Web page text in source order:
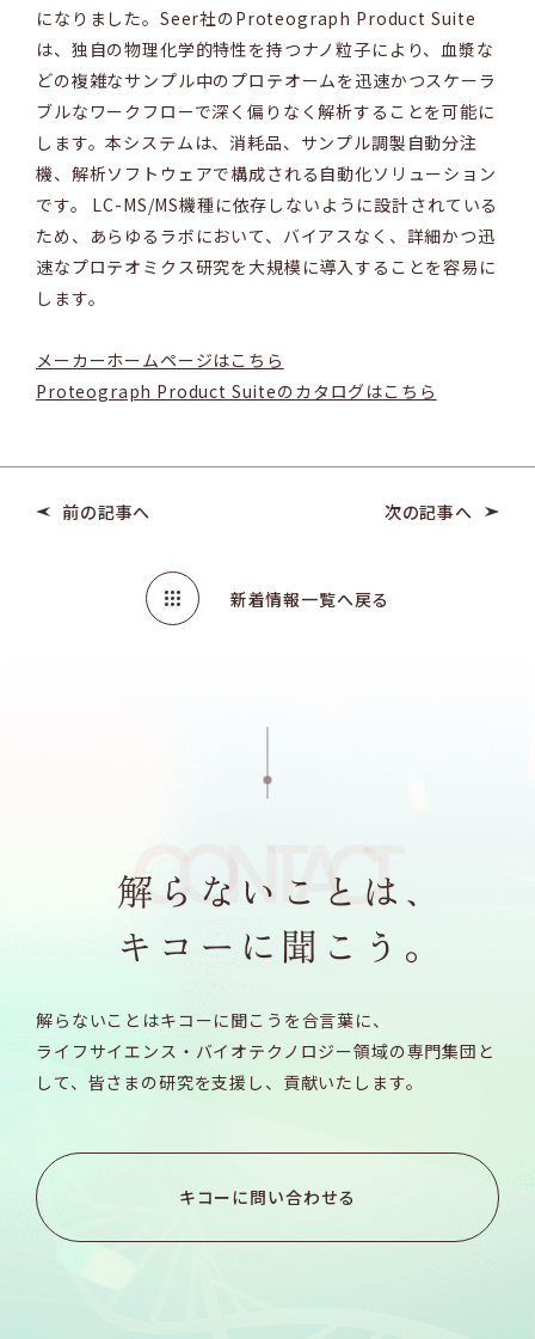
になりました。Seer社のProteograph Product Suite
は、独自の物理化学的特性を持つナノ粒子により、血漿な
どの複雑なサンプル中のプロテオームを迅速かつスケーラ
ブルなワークフローで深く偏りなく解析することを可能に
します。本システムは、消耗品、サンプル調製自動分注
機、解析ソフトウェアで構成される自動化ソリューション
です。 LC-MS/MS機種に依存しないように設計されている
ため、あらゆるラボにおいて、バイアスなく、詳細かつ迅
速なプロテオミクス研究を大規模に導入することを容易に
します。
メーカーホームページはこちら
Proteograph Product Suiteのカタログはこちら
前の記事へ
新着情報一覧へ戻る
次の記事へ
解らないことはキコーに聞こうを合言葉に、
ライフサイエンス・バイオテクノロジー領域の専門集団と
して、 皆さまの研究を支援し、貢献いたします。
キコーに問い合わせる